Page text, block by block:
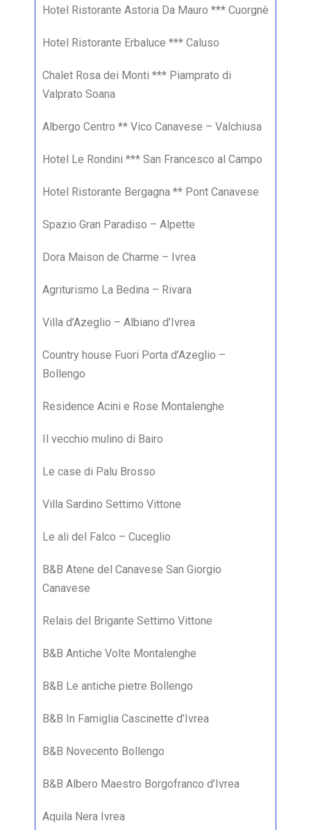
Hotel Ristorante Astoria Da Mauro *** Cuorgnè
Hotel Ristorante Erbaluce *** Caluso
Chalet Rosa dei Monti *** Piamprato di
Valprato Soana
Albergo Centro ** Vico Canavese – Valchiusa
Hotel Le Rondini *** San Francesco al Campo
Hotel Ristorante Bergagna ** Pont Canavese
Spazio Gran Paradiso – Alpette
Dora Maison de Charme – Ivrea
Agriturismo La Bedina – Rivara
Villa d’Azeglio – Albiano d’Ivrea
Country house Fuori Porta d’Azeglio –
Bollengo
Residence Acini e Rose Montalenghe
Il vecchio mulino di Bairo
Le case di Palu Brosso
Villa Sardino Settimo Vittone
Le ali del Falco – Cuceglio
B&B Atene del Canavese San Giorgio
Canavese
Relais del Brigante Settimo Vittone
B&B Antiche Volte Montalenghe
B&B Le antiche pietre Bollengo
B&B In Famiglia Cascinette d’Ivrea
B&B Novecento Bollengo
B&B Albero Maestro Borgofranco d’Ivrea
Aquila Nera Ivrea